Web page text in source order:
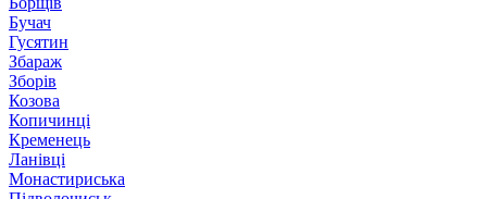
Бучач
Гусятин
Збараж
Зборів
Козова
Копичинці
Кременець
Ланівці
Монастириська